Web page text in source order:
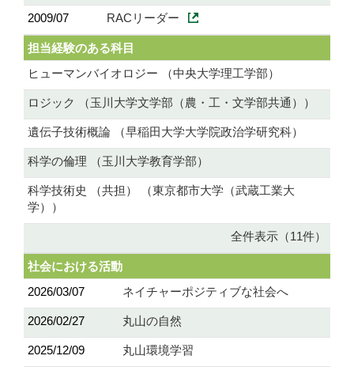
2009/07 RACリーダー
担当経験のある科目
ヒューマンバイオロジー （中央大学理工学部）
ロジック （玉川大学文学部（農・工・文学部共通））
遺伝子技術概論 （早稲田大学大学院政治学研究科）
科学の倫理 （玉川大学教育学部）
科学技術史 （共担） （東京都市大学（武蔵工業大
学））
全件表示（11件）
社会における活動
2026/03/07
ネイチャーポジティブな社会へ
2026/02/27 丸山の自然
2025/12/09 丸山環境学習